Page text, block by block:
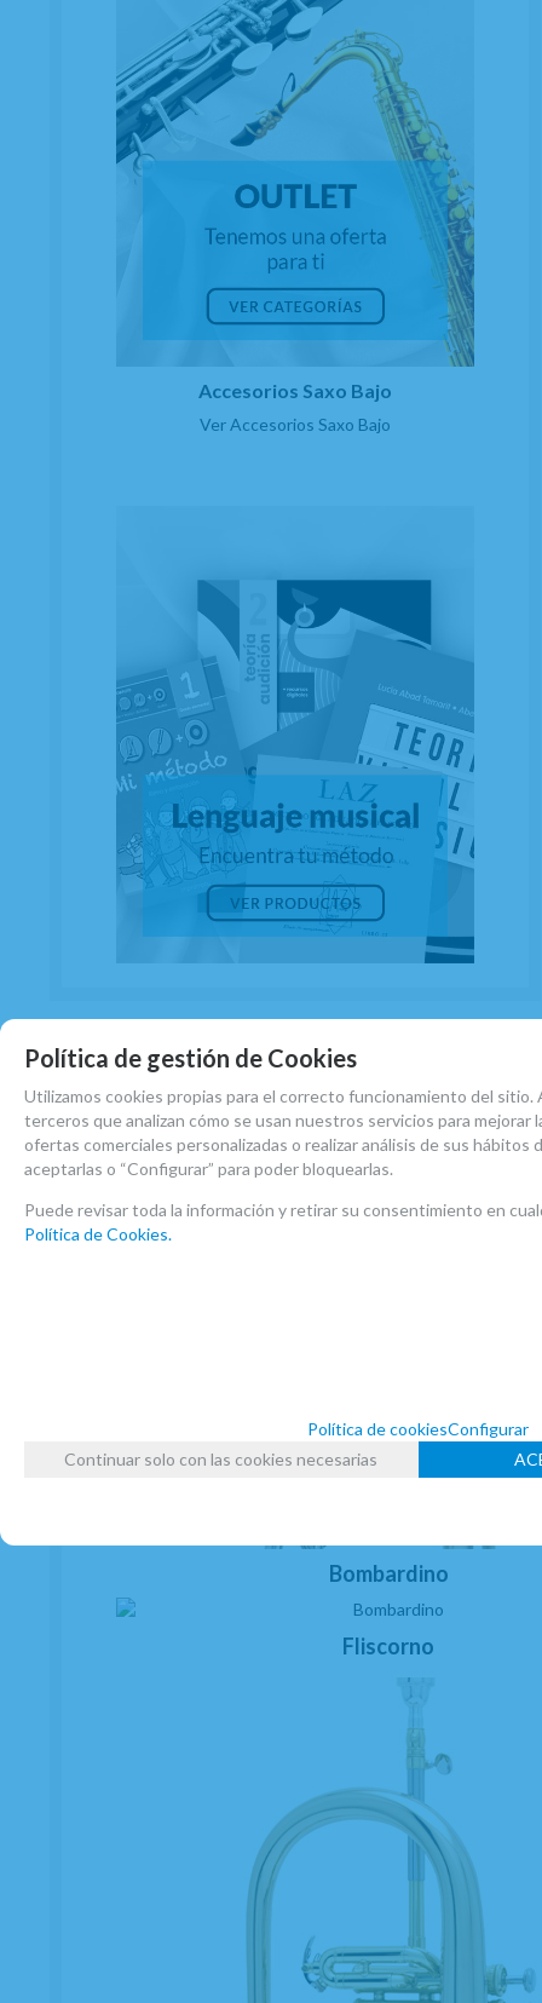
Accesorios Saxo Bajo
Ver Accesorios Saxo Bajo
Viento metal
Trombón
Bombardino
Fliscorno
Política de gestión de Cookies
Utilizamos cookies propias para el correcto funcionamiento del sitio.
terceros que analizan cómo se usan nuestros servicios para mejorar
ofertas comerciales personalizadas o realizar análisis de sus hábitos
aceptarlas o “Configurar” para poder bloquearlas.
Puede revisar toda la información y retirar su consentimiento en
Política de Cookies.
Política de cookiesConfigurar
Continuar solo con las cookies necesarias